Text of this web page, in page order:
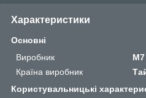
Характеристики
Основні
Виробник
M7
Країна виробник
Користувальницькі